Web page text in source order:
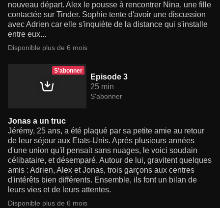
nouveau départ. Alex le pousse à rencontrer Nina, une fille
contactée sur Tinder. Sophie tente d'avoir une discussion
avec Adrien car elle s'inquiète de la distance qui s'installe
entre eux...
Disponible plus de 6 mois
S'abonner
Episode 3
25 min
S'abonner
Jonas a un truc
Jérémy, 25 ans, a été plaqué par sa petite amie au retour
de leur séjour aux Etats-Unis. Après plusieurs années
d'une union qu'il pensait sans nuages, le voici soudain
célibataire, et désemparé. Autour de lui, gravitent quelques
amis : Adrien, Alex et Jonas, trois garçons aux centres
d'intérêts bien différents. Ensemble, ils font un bilan de
leurs vies et de leurs attentes.
Disponible plus de 6 mois